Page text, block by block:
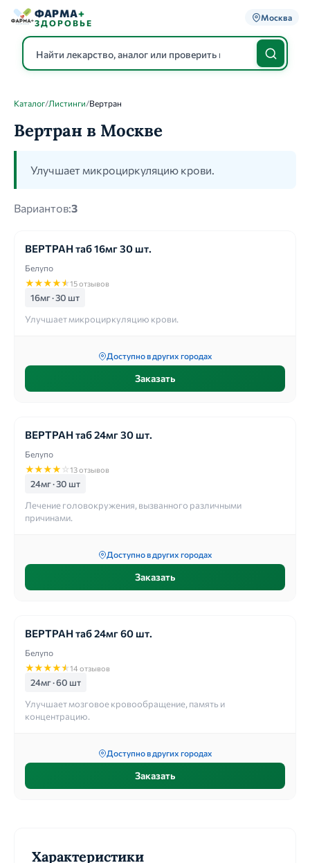
ФАРМА+
ЗДОРОВЬЕ
Москва
Каталог
Каталог/Листинги/Вертран
Вертран в Москве
Улучшает микроциркуляцию крови.
Вариантов:3
ВЕРТРАН таб 16мг 30 шт.
Белупо
★★★★★15 отзывов
16мг · 30 шт
Улучшает микроциркуляцию крови.
Доступно в других городах
Заказать
ВЕРТРАН таб 24мг 30 шт.
Белупо
★★★★ ☆13 отзывов
24мг · 30 шт
Лечение головокружения, вызванного различными
причинами.
Доступно в других городах
Заказать
ВЕРТРАН таб 24мг 60 шт.
Белупо
★★★★★14 отзывов
24мг · 60 шт
Улучшает мозговое кровообращение, память и
концентрацию.
Доступно в других городах
Заказать
Характеристики